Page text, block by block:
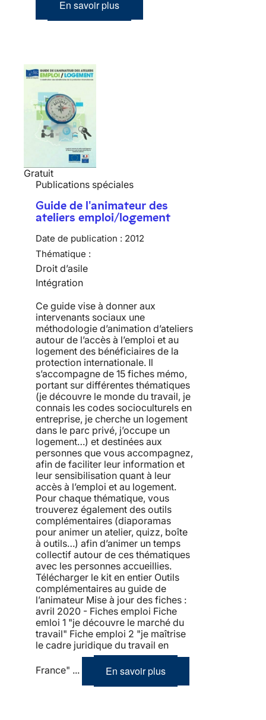
En savoir plus
Gratuit
Publications spéciales
Guide de l'animateur des
ateliers emploi/logement
Date de publication : 2012
Thématique :
Droit d’asile
Intégration
Ce guide vise à donner aux
intervenants sociaux une
méthodologie d’animation d’ateliers
autour de l’accès à l’emploi et au
logement des bénéficiaires de la
protection internationale. Il
s’accompagne de 15 fiches mémo,
portant sur différentes thématiques
(je découvre le monde du travail, je
connais les codes socioculturels en
entreprise, je cherche un logement
dans le parc privé, j’occupe un
logement…) et destinées aux
personnes que vous accompagnez,
afin de faciliter leur information et
leur sensibilisation quant à leur
accès à l’emploi et au logement.
Pour chaque thématique, vous
trouverez également des outils
complémentaires (diaporamas
pour animer un atelier, quizz, boîte
à outils…) afin d’animer un temps
collectif autour de ces thématiques
avec les personnes accueillies.
Télécharger le kit en entier Outils
complémentaires au guide de
l’animateur Mise à jour des fiches :
avril 2020 - Fiches emploi Fiche
emloi 1 "je découvre le marché du
travail" Fiche emploi 2 "je maîtrise
le cadre juridique du travail en
France" ... En savoir plus